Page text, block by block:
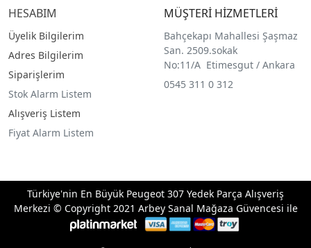
HESABIM
Üyelik Bilgilerim
Adres Bilgilerim
Siparişlerim
Stok Alarm Listem
Alışveriş Listem
Fiyat Alarm Listem
MÜŞTERİ HİZMETLERİ
Bahçekapı Mahallesi Şaşmaz
San. 2509.sokak
No:11/A Etimesgut / Ankara
0545 311 0 312
Türkiye'nin En Büyük Peugeot 307 Yedek Parça Alışveriş
Merkezi © Copyright 2021 Arbey Sanal Mağaza Güvencesi ile